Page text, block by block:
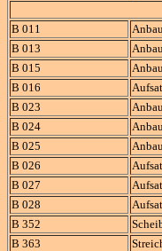
B 011
B 013
B 015
B 016
B 023
B 024
B 025
B 026
B 027
B 028
B 352
B 363